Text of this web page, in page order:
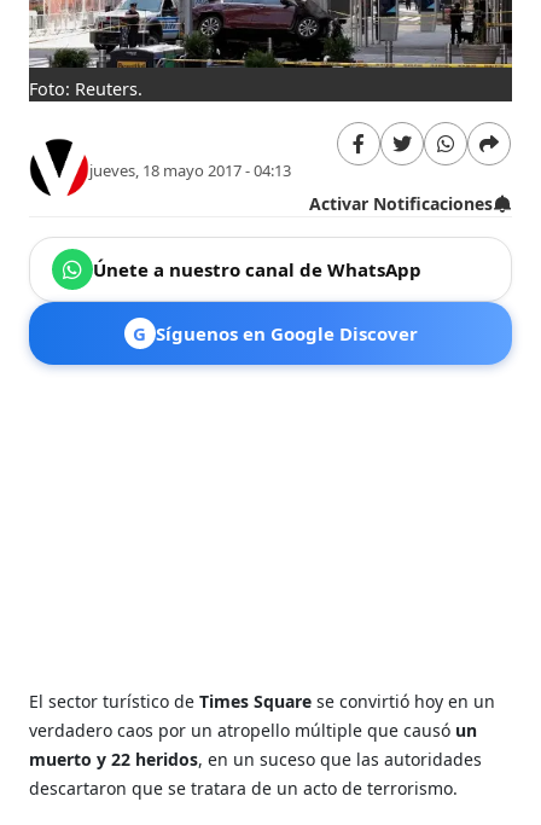
Foto: Reuters.
jueves, 18 mayo 2017 - 04:13
Activar Notificaciones
Únete a nuestro canal de WhatsApp
G Síguenos en Google Discover
El sector turístico deTimes Square se convirtió hoy en un
verdadero caos por un atropello múltiple que causó un
muerto y 22 heridos, en un suceso que las autoridades
descartaron que se tratara de un acto de terrorismo.